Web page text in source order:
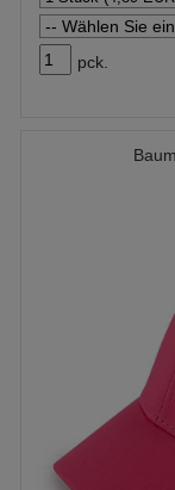
pck.